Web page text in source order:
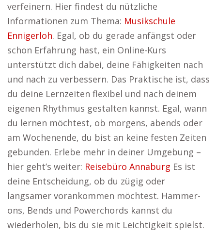
verfeinern. Hier findest du nützliche
Informationen zum Thema: Musikschule
Ennigerloh. Egal, ob du gerade anfängst oder
schon Erfahrung hast, ein Online-Kurs
unterstützt dich dabei, deine Fähigkeiten nach
und nach zu verbessern. Das Praktische ist, dass
du deine Lernzeiten flexibel und nach deinem
eigenen Rhythmus gestalten kannst. Egal, wann
du lernen möchtest, ob morgens, abends oder
am Wochenende, du bist an keine festen Zeiten
gebunden. Erlebe mehr in deiner Umgebung –
hier geht’s weiter: Reisebüro Annaburg Es ist
deine Entscheidung, ob du zügig oder
langsamer vorankommen möchtest. Hammer-
ons, Bends und Powerchords kannst du
wiederholen, bis du sie mit Leichtigkeit spielst.